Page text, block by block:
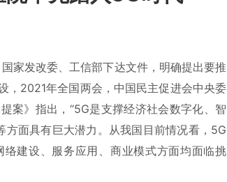
家发改委、工信部下达文件，明确提出要推
，2021年全国两会，中国民主促进会中央委
案》指出，“5G是支撑经济社会数字化、智
面具有巨大潜力。从我国目前情况看，5G
建设、服务应用、商业模式方面均面临挑